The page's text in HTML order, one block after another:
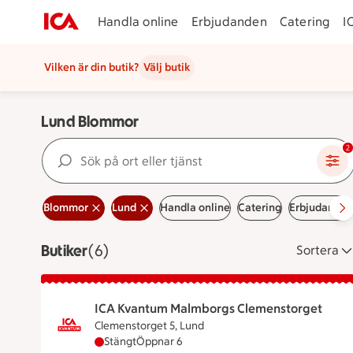
Handla online Erbjudanden Catering
Vilken är din butik? Välj butik
Lund Blommor
Sök på ort eller tjänst 2
Blommor Lund Handla online Catering Erbjudanden
ButikerVisar 6 stycken
(6) Sortera
ICA Kvantum Malmborgs Clemenstorget
Clemenstorget 5, Lund
ICA Kvantum Malmborgs Clemenstorget har
StängtÖppnar 6